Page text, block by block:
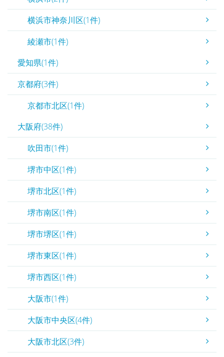
横浜市神奈川区(1件)
綾瀬市(1件)
愛知県(1件)
京都府(3件)
京都市北区(1件)
大阪府(38件)
吹田市(1件)
堺市中区(1件)
堺市北区(1件)
堺市南区(1件)
堺市堺区(1件)
堺市東区(1件)
堺市西区(1件)
大阪市(1件)
大阪市中央区(4件)
大阪市北区(3件)